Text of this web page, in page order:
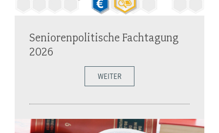
Seniorenpolitische Fachtagung
2026
WEITER